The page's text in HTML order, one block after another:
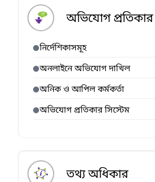
অভিযোগ প্রতিকার
নির্দেশিকাসমূহ
অনলাইনে অভিযোগ দাখিল
অনিক ও আপিল কর্মকর্তা
অভিযোগ প্রতিকার সিস্টেম
তথ্য অধিকার